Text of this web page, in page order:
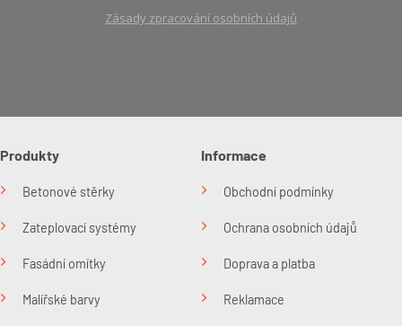
Zásady zpracování osobních údajů
Produkty
Betonové stěrky
Zateplovací systémy
Fasádní omítky
Malířské barvy
Informace
Obchodní podmínky
Ochrana osobních údajů
Doprava a platba
Reklamace